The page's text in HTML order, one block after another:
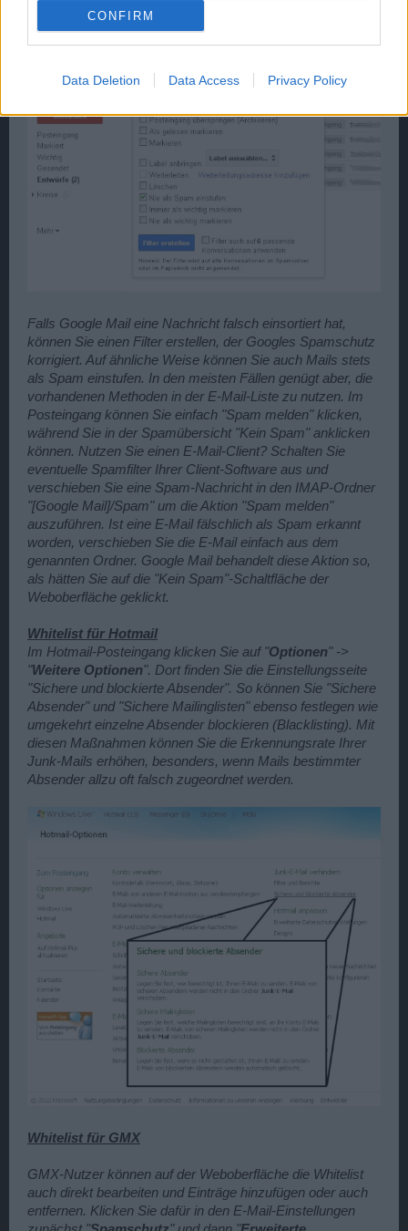
CONFIRM
Data Deletion Data Access Privacy Policy
als Spam einstufen".
Falls Google Mail eine Nachricht falsch einsortiert hat,
können Sie einen Filter erstellen, der Googles Spamschutz
korrigiert. Auf ähnliche Weise können Sie auch Mails stets
als Spam einstufen. In den meisten Fällen genügt aber, die
vorhandenen Methoden in der E-Mail-Liste zu nutzen. Im
Posteingang können Sie einfach "Spam melden" klicken,
während Sie in der Spamübersicht "Kein Spam" anklicken
können. Nutzen Sie einen E-Mail-Client? Schalten Sie
eventuelle Spamfilter Ihrer Client-Software aus und
verschieben Sie eine Spam-Nachricht in den IMAP-Ordner
"[Google Mail]/Spam" um die Aktion "Spam melden"
auszuführen. Ist eine E-Mail fälschlich als Spam erkannt
worden, verschieben Sie die E-Mail einfach aus dem
genannten Ordner. Google Mail behandelt diese Aktion so,
als hätten Sie auf die "Kein Spam"-Schaltfläche der
Weboberfläche geklickt.
Whitelist für Hotmail
Im Hotmail-Posteingang klicken Sie auf "Optionen" ->
"Weitere Optionen". Dort finden Sie die Einstellungsseite
"Sichere und blockierte Absender". So können Sie "Sichere
Absender" und "Sichere Mailinglisten" ebenso festlegen wie
umgekehrt einzelne Absender blockieren (Blacklisting). Mit
diesen Maßnahmen können Sie die Erkennungsrate Ihrer
Junk-Mails erhöhen, besonders, wenn Mails bestimmter
Absender allzu oft falsch zugeordnet werden.
Whitelist für GMX
GMX-Nutzer können auf der Weboberfläche die Whitelist
auch direkt bearbeiten und Einträge hinzufügen oder auch
entfernen. Klicken Sie dafür in den E-Mail-Einstellungen